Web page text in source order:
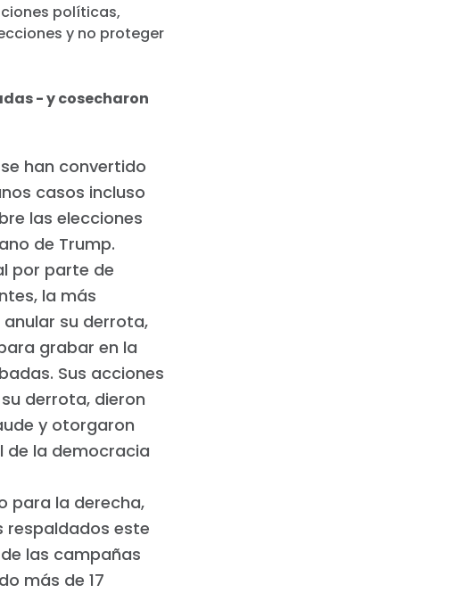
políticas,
y no proteger
- y cosecharon
han convertido
casos incluso
las elecciones
de Trump.
por parte de
la más
su derrota,
grabar en la
Sus acciones
derrota, dieron
y otorgaron
de la democracia
para la derecha,
este
las campañas
más de 17